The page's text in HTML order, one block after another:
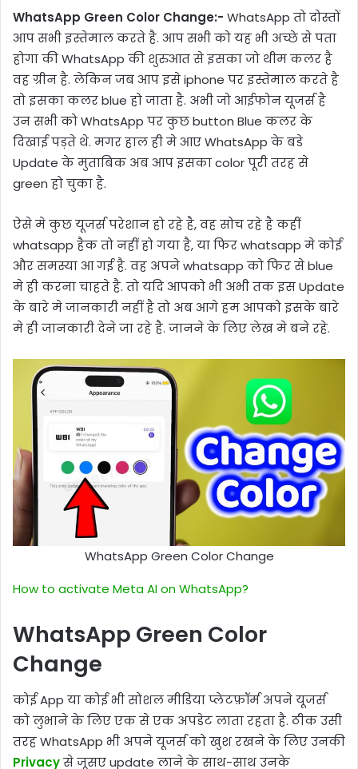
WhatsApp Green Color Change:- WhatsApp तो दोस्तों
आप सभी इस्तेमाल करते है. आप सभी को यह भी अच्छे से पता
होगा की WhatsApp की शुरुआत से इसका जो थीम कलर है
वह ग्रीन है. लेकिन जब आप इसे iphone पर इस्तेमाल करते है
तो इसका कलर blue हो जाता है. अभी जो आईफोन यूजर्स है
उन सभी को WhatsApp पर कुछ button Blue कलर के
दिखाई पड़ते थे. मगर हाल ही मे आए WhatsApp के बडे
Update के मुताबिक अब आप इसका color पूरी तरह से
green हो चुका है.
ऐसे मे कुछ यूजर्स परेशान हो रहे है, वह सोच रहे है कहीं
whatsapp हैक तो नहीं हो गया है, या फिर whatsapp मे कोई
और समस्या आ गई है. वह अपने whatsapp को फिर से blue
मे ही करना चाहते है. तो यदि आपको भी अभी तक इस Update
के बारे मे जानकारी नहीं है तो अब आगे हम आपको इसके बारे
मे ही जानकारी देने जा रहे है. जानने के लिए लेख मे बने रहे.
WhatsApp Green Color Change
How to activate Meta AI on WhatsApp?
WhatsApp Green Color
Change
कोई App या कोई भी सोशल मीडिया प्लेटफ़ॉर्म अपने यूजर्स
को लुभाने के लिए एक से एक अपडेट लाता रहता है. ठीक उसी
तरह WhatsApp भी अपने यूजर्स को खुश रखने के लिए उनकी
Privacyसे जूसए update लाने के साथ-साथ उनके